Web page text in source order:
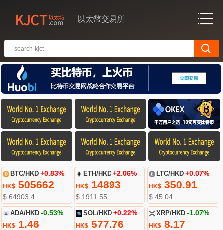
以太幣交易所
BTC/HKD +0.83%
HK$505662
$ 64903.4
ETH/HKD +2.06%
HK$ 14893
$ 1911.55
LTC/HKD +0.07%
HK$350.91
$ 45.04
ADA/HKD -0.53%
HK$1.46
SOL/HKD +0.22%
HK$ 577.76
XRP/HKD -1.07%
HK$8.17